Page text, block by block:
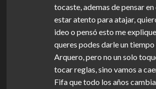
tocaste, ademas de pensar en
estar atento para atajar,
ideo o pensó esto me
queres podes darle un
Arquero, pero no un solo
tocar reglas, sino vamos a
Fifa que todo los años